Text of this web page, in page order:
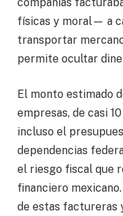
físicas y moral— a
transportar
permite ocultar
El monto estimado
empresas, de casi
incluso el
dependencias
el riesgo fiscal que
financiero
de estas factureras